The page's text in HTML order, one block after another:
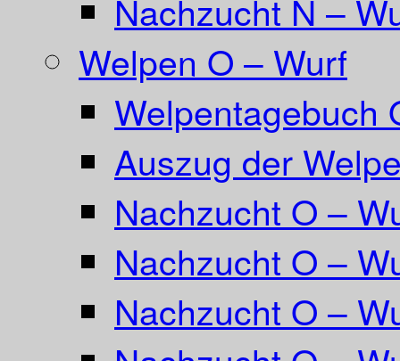
Nachzucht N –
Welpen O – Wurf
Welpentagebuch
Auszug der
Nachzucht O –
Nachzucht O –
Nachzucht O –